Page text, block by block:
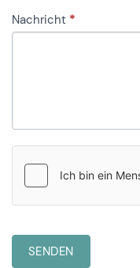
Nachricht *
SENDEN